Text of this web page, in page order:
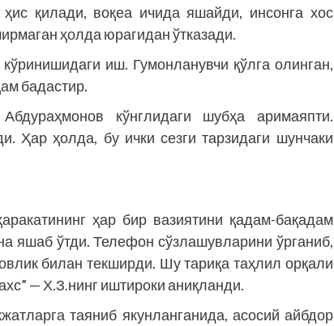
қилади, воқеа ичида яшайди, инсонга хос
ҳолда юрагидан ўтказади.
иш. Гумонланувчи қўлга олинган,
бадастир.
кўнглидаги шубҳа аримаяпти.
Ҳар ҳолда, бу ички сезги тарзидаги шунчаки
ҳар бир вазиятини қадам-бақадам
яшаб ўтди. Телефон сўзлашувларини ўрганиб,
билан текширди. Шу тариқа таҳлил орқали
— Х.З.нинг иштироки аниқланди.
таяниб якунланганида, асосий айбдор